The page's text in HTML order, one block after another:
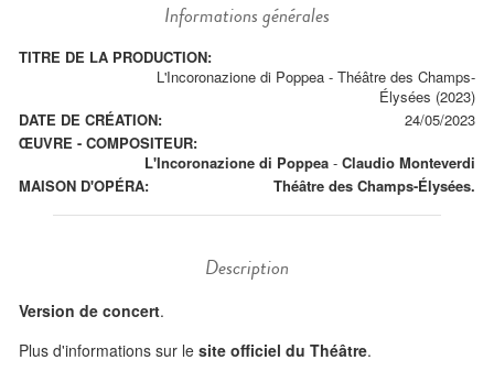
Informations générales
TITRE DE LA PRODUCTION:
L'Incoronazione di Poppea - Théâtre des Champs-
Élysées (2023)
DATE DE CRÉATION:
24/05/2023
ŒUVRE - COMPOSITEUR:
L'Incoronazione di Poppea - Claudio Monteverdi
MAISON D'OPÉRA:
Théâtre des Champs-Élysées.
Description
Version de concert.
Plus d'informations sur le site officiel du Théâtre.